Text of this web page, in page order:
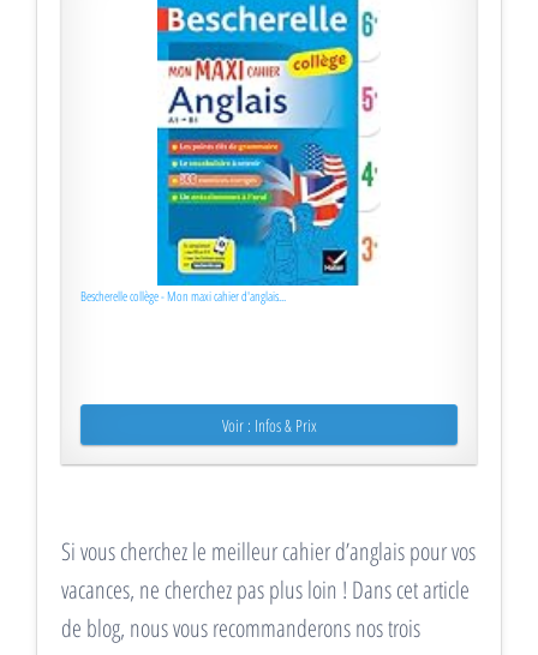
Bescherelle collège - Mon maxi cahier d'anglais...
Voir : Infos & Prix
Si vous cherchez le meilleur cahier d’anglais pour vos
vacances, ne cherchez pas plus loin ! Dans cet article
de blog, nous vous recommanderons nos trois